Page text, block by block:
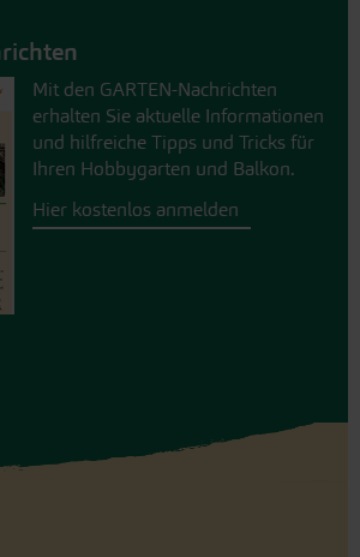
Mit den GARTEN-Nachrichten
erhalten Sie aktuelle Informationen
und hilfreiche Tipps und Tricks für
Ihren Hobbygarten und Balkon.
Hier kostenlos anmelden